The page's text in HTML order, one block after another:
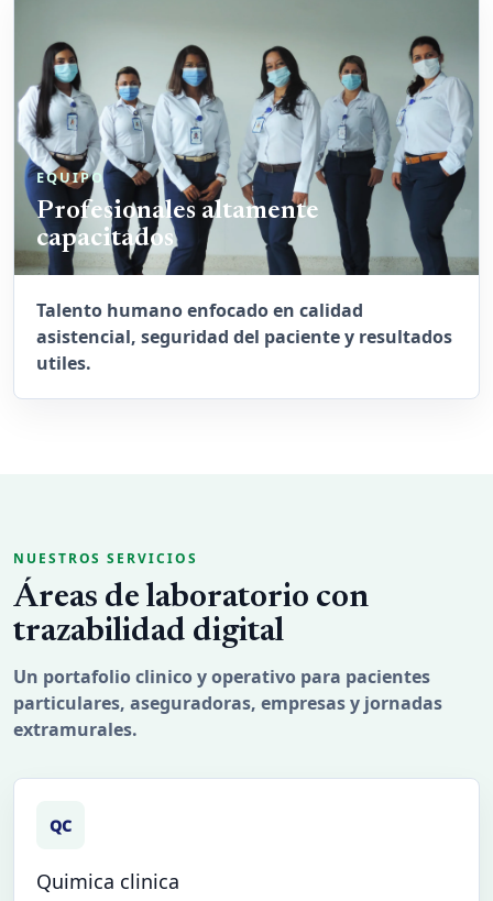
EQUIPO
Profesionales altamente
capacitados
Talento humano enfocado en calidad
asistencial, seguridad del paciente y resultados
utiles.
NUESTROS SERVICIOS
Áreas de laboratorio con
trazabilidad digital
Un portafolio clinico y operativo para pacientes
particulares, aseguradoras, empresas y jornadas
extramurales.
QC
Quimica clinica